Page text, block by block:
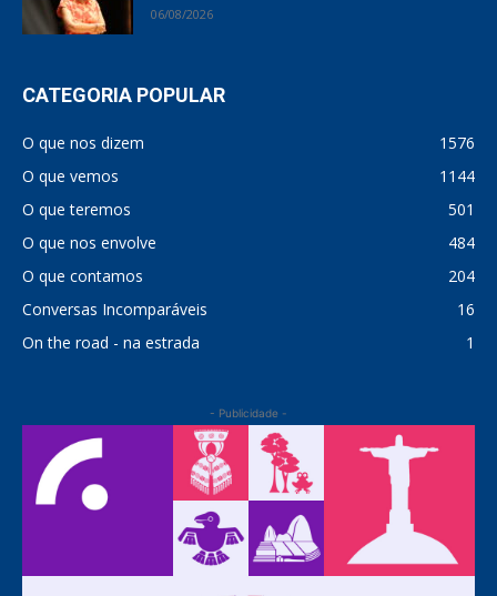
06/08/2026
CATEGORIA POPULAR
O que nos dizem
1576
O que vemos
1144
O que teremos
501
O que nos envolve
484
O que contamos
204
Conversas Incomparáveis
16
On the road - na estrada
1
- Publicidade -